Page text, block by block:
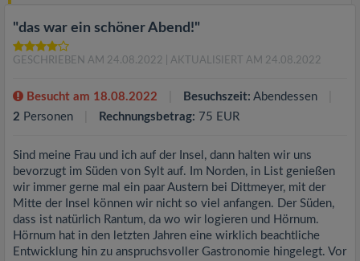
"das war ein schöner Abend!"
GESCHRIEBEN AM 24.08.2022 | AKTUALISIERT AM 24.08.2022
Besucht am 18.08.2022 Besuchszeit: Abendessen
2 Personen Rechnungsbetrag: 75 EUR
Sind meine Frau und ich auf der Insel, dann halten wir uns
bevorzugt im Süden von Sylt auf. Im Norden, in List genießen
wir immer gerne mal ein paar Austern bei Dittmeyer, mit der
Mitte der Insel können wir nicht so viel anfangen. Der Süden,
dass ist natürlich Rantum, da wo wir logieren und Hörnum.
Hörnum hat in den letzten Jahren eine wirklich beachtliche
Entwicklung hin zu anspruchsvoller Gastronomie hingelegt. Vor